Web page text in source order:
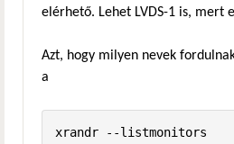
elérhető. Lehet LVDS-1 is, mert
Azt, hogy milyen nevek
a
xrandr --listmonitors